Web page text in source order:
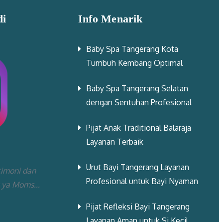
dan
Moms...
Info Menarik
Baby Spa Tangerang Kota
Tumbuh Kembang Optimal
Baby Spa Tangerang Selatan
dengan Sentuhan Profesional
Pijat Anak Traditional Balaraja
Layanan Terbaik
Urut Bayi Tangerang Layanan
Profesional untuk Bayi Nyaman
Pijat Refleksi Bayi Tangerang